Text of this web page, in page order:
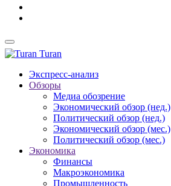
Turan
Экспресс-анализ
Обзоры
Медиа обозрение
Экономический обзор (нед.)
Политический обзор (нед.)
Экономический обзор (мес.)
Политический обзор (мес.)
Экономика
Финансы
Макроэкономика
Промышленность